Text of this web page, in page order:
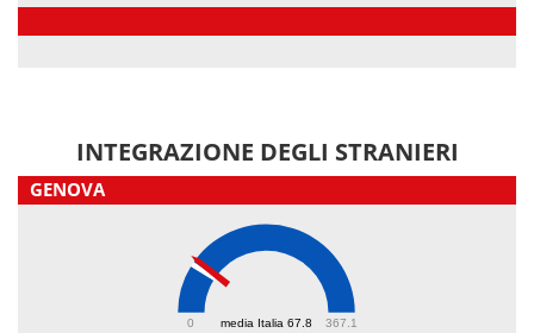
INTEGRAZIONE DEGLI STRANIERI
GENOVA
media Italia 67.8
0 367.1